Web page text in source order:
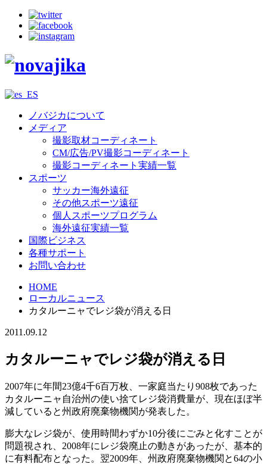
ノバジカについて
メディア
撮影取材コーディネート
CM/広告/PV撮影コーディネート
撮影コーディネート実績一覧
スポーツ
サッカー海外遠征
その他スポーツ遠征
個人スポーツプログラム
海外遠征実績一覧
国際ビジネス
各種サポート
お問い合わせ
HOME
ローカルニュース
カタルーニャでレジ袋が消える日
2011.09.12
カタルーニャでレジ袋が消える日
2007年に年間23億4千6百万枚、一家庭当たり908枚であった
カタルーニャ自治州の使い捨てレジ袋消費量が、現在ほぼ半
減していると州政府廃棄物機関が発表した。
膨大なレジ袋が、使用時間わずか10分後にごみと化すことが
問題視され、2008年にレジ袋廃止の動きがあったが、基本的
に有料配布となった。翌2009年、州政府廃棄物機関と64の小